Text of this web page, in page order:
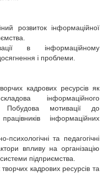
розвиток інформаційної
в інформаційному
і проблеми.
кадрових ресурсів як
інформаційного
Побудова мотивації до
інформаційних
психологічні та педагогічні
впливу на організацію
підприємства.
кадрових ресурсів та